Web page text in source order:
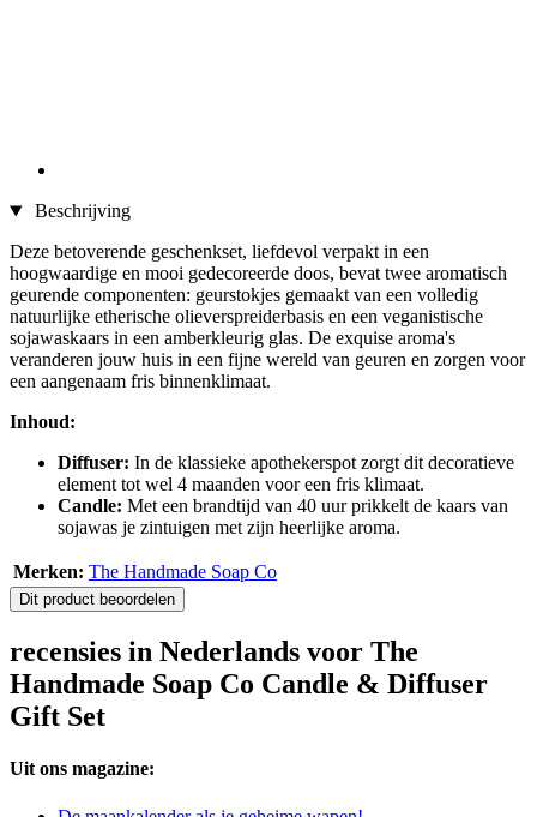
Beschrijving
Deze betoverende geschenkset, liefdevol verpakt in een
hoogwaardige en mooi gedecoreerde doos, bevat twee aromatisch
geurende componenten: geurstokjes gemaakt van een volledig
natuurlijke etherische olieverspreiderbasis en een veganistische
sojawaskaars in een amberkleurig glas. De exquise aroma's
veranderen jouw huis in een fijne wereld van geuren en zorgen voor
een aangenaam fris binnenklimaat.
Inhoud:
Diffuser: In de klassieke apothekerspot zorgt dit decoratieve
element tot wel 4 maanden voor een fris klimaat.
Candle: Met een brandtijd van 40 uur prikkelt de kaars van
sojawas je zintuigen met zijn heerlijke aroma.
Merken: The Handmade Soap Co
Dit product beoordelen
recensies in Nederlands voor The
Handmade Soap Co Candle & Diffuser
Gift Set
Uit ons magazine: